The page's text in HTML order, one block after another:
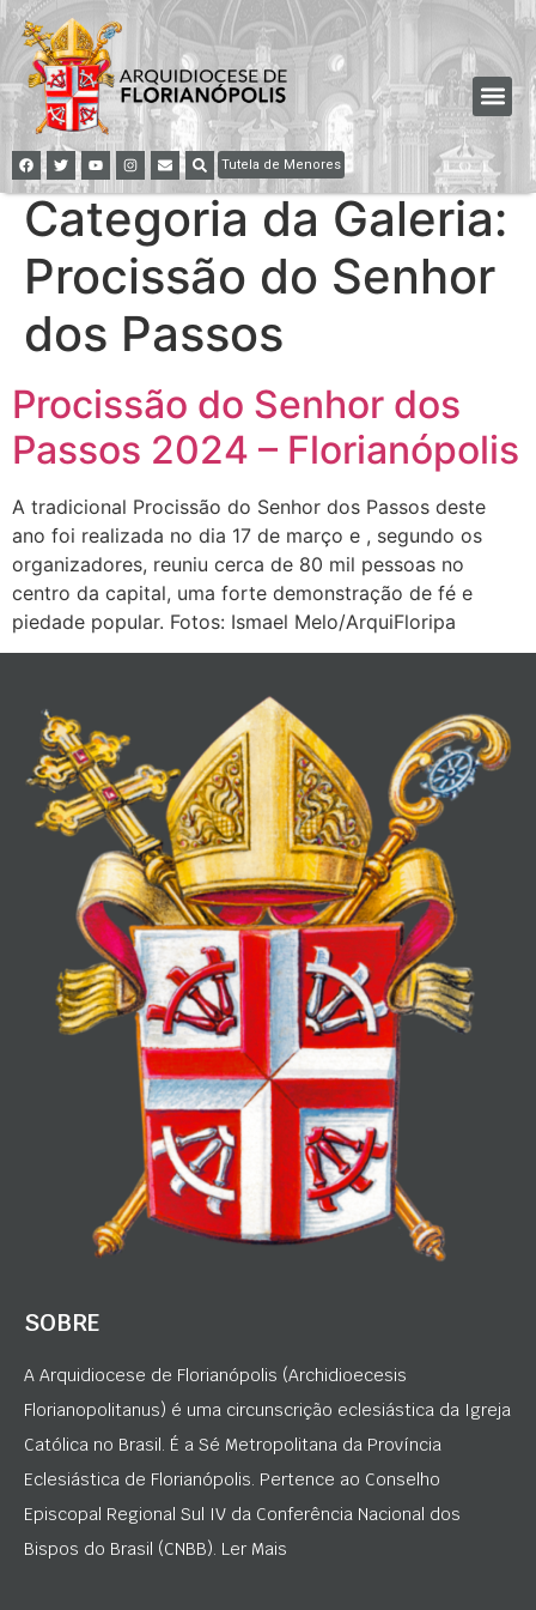
Tutela de Menores
Categoria da Galeria:
Procissão do Senhor
dos Passos
Procissão do Senhor dos
Passos 2024 – Florianópolis
A tradicional Procissão do Senhor dos Passos deste
ano foi realizada no dia 17 de março e , segundo os
organizadores, reuniu cerca de 80 mil pessoas no
centro da capital, uma forte demonstração de fé e
piedade popular. Fotos: Ismael Melo/ArquiFloripa
SOBRE
A Arquidiocese de Florianópolis (Archidioecesis
Florianopolitanus) é uma circunscrição eclesiástica da Igreja
Católica no Brasil. É a Sé Metropolitana da Província
Eclesiástica de Florianópolis. Pertence ao Conselho
Episcopal Regional Sul IV da Conferência Nacional dos
Bispos do Brasil (CNBB). Ler Mais